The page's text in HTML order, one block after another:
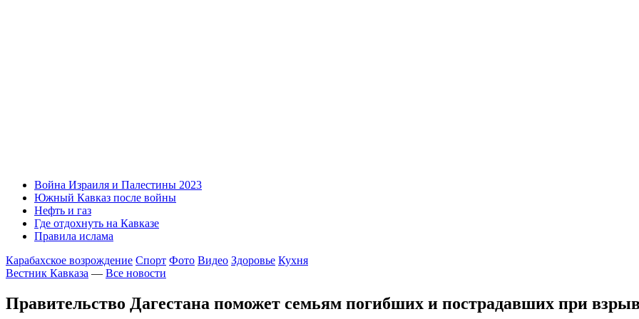
Война Израиля и Палестины 2023
Южный Кавказ после войны
Нефть и газ
Где отдохнуть на Кавказе
Правила ислама
Карабахское возрождение Спорт Фото Видео Здоровье Кухня
Вестник Кавказа — Все новости
Правительство Дагестана поможет семьям погибших и пострадавших при